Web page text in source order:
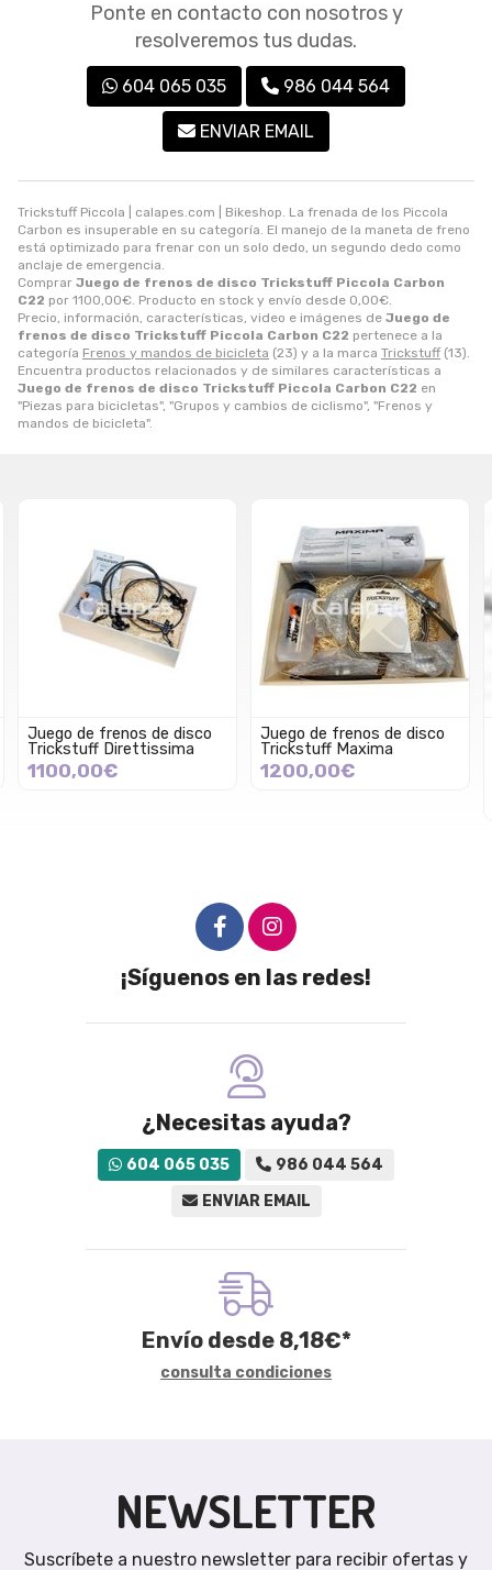
Trickstuff Piccola | calapes.com | Bikeshop. La frenada de los Piccola
Carbon es insuperable en su categoría. El manejo de la maneta de freno
está optimizado para frenar con un solo dedo, un segundo dedo como
anclaje de emergencia.
Comprar Juego de frenos de disco Trickstuff Piccola Carbon
C22 por 1100,00€. Producto en stock y envío desde 0,00€.
Precio, información, características, video e imágenes de Juego de
frenos de disco Trickstuff Piccola Carbon C22 pertenece a la
categoría Frenos y mandos de bicicleta (23) y a la marca Trickstuff (13).
Encuentra productos relacionados y de similares características a
Juego de frenos de disco Trickstuff Piccola Carbon C22 en
"Piezas para bicicletas", "Grupos y cambios de ciclismo", "Frenos y
mandos de bicicleta".
Ponte en contacto con nosotros y
resolveremos tus dudas.
604 065 035 986 044 564
ENVIAR EMAIL
Juego de frenos de disco
Trickstuff Direttissima
1100,00€
Juego de frenos de disco
Trickstuff Maxima
1200,00€
¡Síguenos en las redes!
¿Necesitas ayuda?
604 065 035
986 044 564
ENVIAR EMAIL
Envío desde 8,18€*
consulta condiciones
NEWSLETTER
Suscríbete a nuestro newsletter para recibir ofertas y